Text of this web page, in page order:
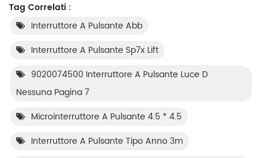
Tag Correlati :
Interruttore A Pulsante Abb
Interruttore A Pulsante Sp7x Lift
9020074500 Interruttore A Pulsante Luce D
Nessuna Pagina 7
Microinterruttore A Pulsante 4.5 * 4.5
Interruttore A Pulsante Tipo Anno 3m